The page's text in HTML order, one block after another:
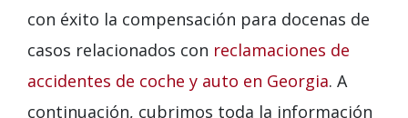
con éxito la compensación para docenas de
casos relacionados con reclamaciones de
accidentes de coche y auto en Georgia. A
continuación, cubrimos toda la información